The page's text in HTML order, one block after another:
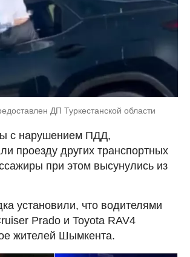
ДП Туркестанской области
с нарушением ПДД,
проезду других транспортных
при этом высунулись из
установили, что водителями
Prado и Toyota RAV4
жителей Шымкента.